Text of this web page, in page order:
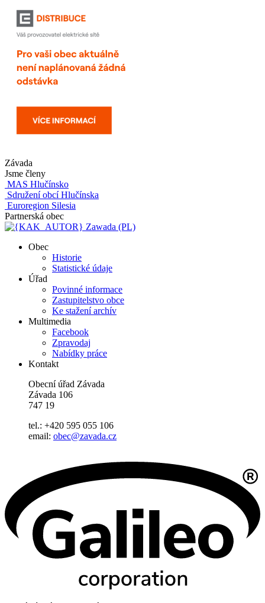
Závada
Jsme členy
MAS Hlučínsko
Sdružení obcí Hlučínska
Euroregion Silesia
Partnerská obec
Zawada (PL)
Obec
Historie
Statistické údaje
Úřad
Povinné informace
Zastupitelstvo obce
Ke stažení archív
Multimedia
Facebook
Zpravodaj
Nabídky práce
Kontakt
Obecní úřad Závada
Závada 106
747 19
tel.: +420 595 055 106
email: obec@zavada.cz